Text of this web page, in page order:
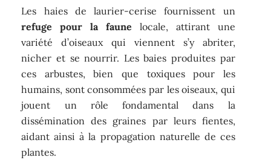
Les haies de laurier-cerise fournissent un
refuge pour la faune locale, attirant une
variété d’oiseaux qui viennent s’y abriter,
nicher et se nourrir. Les baies produites par
ces arbustes, bien que toxiques pour les
humains, sont consommées par les oiseaux, qui
jouent un rôle fondamental dans la
dissémination des graines par leurs fientes,
aidant ainsi à la propagation naturelle de ces
plantes.